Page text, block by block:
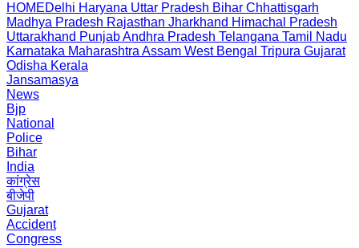
HOMEDelhi Haryana Uttar Pradesh Bihar Chhattisgarh
Madhya Pradesh Rajasthan Jharkhand Himachal Pradesh
Uttarakhand PunjabAndhra Pradesh Telangana Tamil Nadu
Karnataka Maharashtra Assam West Bengal Tripura Gujarat
Odisha Kerala
Jansamasya
News
Bjp
National
Police
Bihar
India
कांग्रेस
बीजेपी
Gujarat
Accident
Congress